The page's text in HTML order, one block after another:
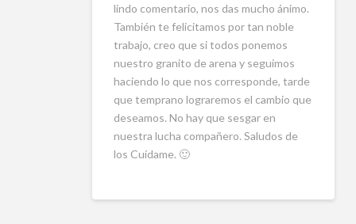
lindo comentario, nos das mucho ánimo.
También te felicitamos por tan noble
trabajo, creo que si todos ponemos
nuestro granito de arena y seguimos
haciendo lo que nos corresponde, tarde
que temprano lograremos el cambio que
deseamos. No hay que sesgar en
nuestra lucha compañero. Saludos de
los Cuídame. 🙂